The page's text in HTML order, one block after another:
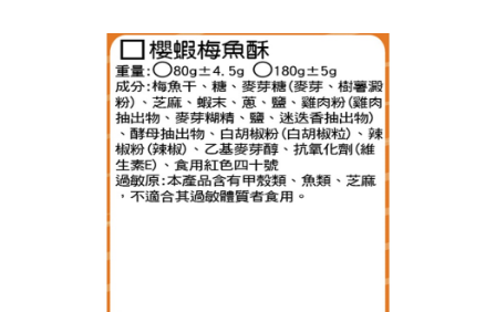
2.透過簡訊連結打開帳單後，可選擇「超商條碼／台灣大直營門市／銀行轉
帳／街口支付／iPASS MONEY」等通路繳費。
1.本服務係由「台灣大哥大股份有限公司」（以下簡稱本公司）所提供，讓
用戶於交易時，得透過本服務購買商品或服務，並由商店將買賣／分期付款
買賣價金債權讓與本公司後，依約使用本公司帳單繳交帳款。
2.基於同意付款使用「大哥付你分期」之契約關係目的，商店將以您的個人
資料（包含姓名、電話或地址）提供予台灣大哥大進項蒐集、處理及利用，
3.完整用戶服務條款，請詳閱以下連結：
https://oppay.tw/userRule
１．於結帳方式選擇「AFTEE先享後付」後，將跳轉至「AFTEE先享後付」
結帳頁面，進行簡訊認證並確認金額後，即可完成結帳。
２．訂單成立數日內，您將收到繳費通知簡訊。
３．收到繳費通知簡訊後14天內，點擊此簡訊中的連結，可透過四大超商／
ATM／網路銀行／等多元方式進行付款，方視為交易完成。
※ 請注意：結帳手續完成當下不需立刻繳費，但若您需要取消訂單，請聯絡
購買商品的店家。未經商家同意取消之訂單仍視為有效，需透過AFTEE先享
後付繳納相關費用。
※ 交易是否成功請以「AFTEE先享後付 」之結帳頁面顯示為準，若有關於
是否繳費成功／繳費後需取消欲退款等相關疑問，請聯繫「AFTEE先享後付
https://netprotections.freshdesk.com/support/home